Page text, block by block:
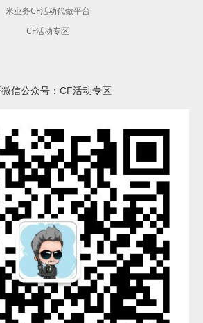
米业务CF活动代做平台
CF活动专区
信公众号：CF活动专区